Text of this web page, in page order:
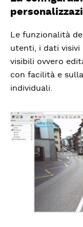
Le funzionalità
utenti, i dati visivi
visibili ovvero
con facilità e
individuali.